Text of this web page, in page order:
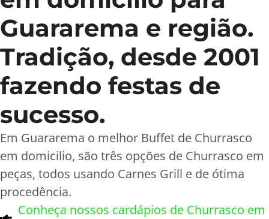
Guararema e região.
Tradição, desde 2001
fazendo festas de
sucesso.
Em Guararema o melhor Buffet de Churrasco
em domicilio, são três opções de Churrasco em
peças, todos usando Carnes Grill e de ótima
procedência.
Conheça nossos cardápios de Churrasco em